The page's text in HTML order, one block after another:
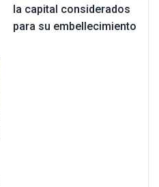
la capital considerados
para su embellecimiento